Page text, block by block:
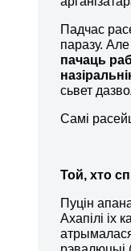
Падчас
паразу. Але
пачаць
сьвет
Самі
Той, хто
Пуцін
Ахапілі іх